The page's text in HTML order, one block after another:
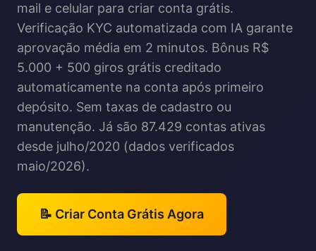
mail e celular para criar conta grátis.
Verificação KYC automatizada com IA garante
aprovação média em 2 minutos. Bônus R$
5.000 + 500 giros grátis creditado
automaticamente na conta após primeiro
depósito. Sem taxas de cadastro ou
manutenção. Já são 87.429 contas ativas
desde julho/2020 (dados verificados
maio/2026).
📝 Criar Conta Grátis Agora